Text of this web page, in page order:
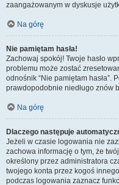
zaangażowanym w dyskusje
Na górę
Nie pamiętam hasła!
Zachowaj spokój! Twoje hasło
problemu może zostać
odnośnik “Nie pamiętam hasła”.
prawdopodobnie niedługo znów
Na górę
Dlaczego następuje
Jeżeli w czasie logowania nie
zachowa informację o tym, że
określony przez administratora
twojego konta przez kogoś
podczas logowania zaznacz